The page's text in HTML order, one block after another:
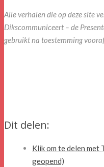
Alle verhalen die op deze site
Dikscommuniceert – de
gebruikt na toestemming
Dit delen:
Klik om te delen
geopend)